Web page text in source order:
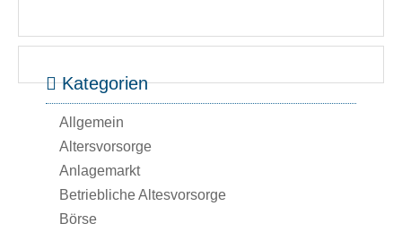
Kategorien
Allgemein
Altersvorsorge
Anlagemarkt
Betriebliche Altesvorsorge
Börse